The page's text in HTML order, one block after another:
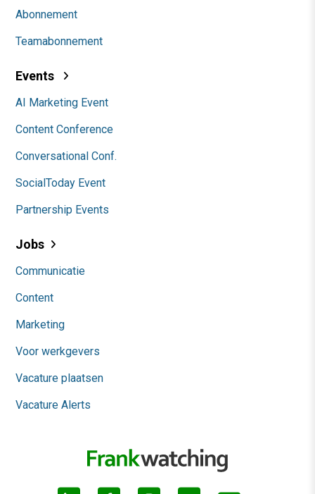
Abonnement
Teamabonnement
Events
AI Marketing Event
Content Conference
Conversational Conf.
SocialToday Event
Partnership Events
Jobs
Communicatie
Content
Marketing
Voor werkgevers
Vacature plaatsen
Vacature Alerts